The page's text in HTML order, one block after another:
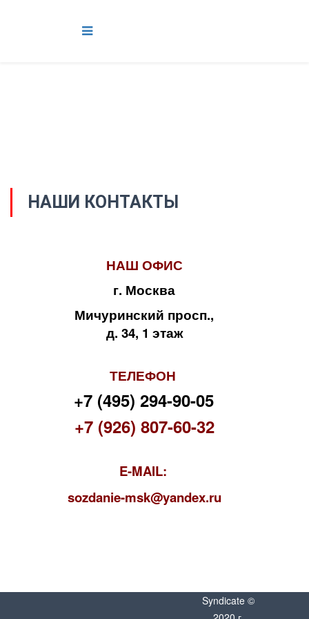
НАШИ КОНТАКТЫ
НАШ ОФИС
г. Москва
Мичуринский просп.,
д. 34, 1 этаж
ТЕЛЕФОН
+7 (495) 294-90-05
+7 (926) 807-60-32
E-MAIL:
sozdanie-msk@yandex.ru
Syndicate ©